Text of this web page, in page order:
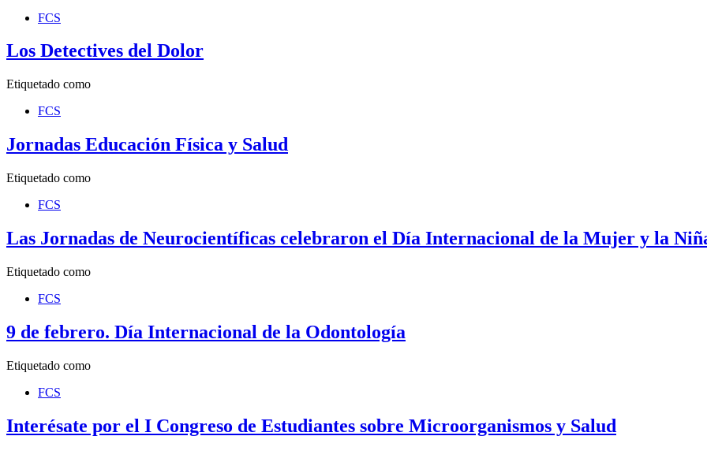
FCS
Los Detectives del Dolor
Etiquetado como
FCS
Jornadas Educación Física y Salud
Etiquetado como
FCS
Las Jornadas de Neurocientíficas celebraron el Día Internacional de la Mujer y la
Etiquetado como
FCS
9 de febrero. Día Internacional de la Odontología
Etiquetado como
FCS
Interésate por el I Congreso de Estudiantes sobre Microorganismos y Salud